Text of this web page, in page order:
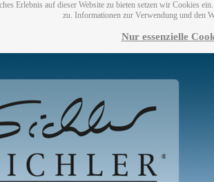
Erlebnis auf dieser Website zu bieten setzen wir Cookies
zu. Informationen zur Verwendung und den
Nur essenzielle